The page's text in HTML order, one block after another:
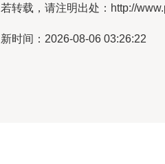
转载，请注明出处：http://
时间：2026-08-06 03:26:22